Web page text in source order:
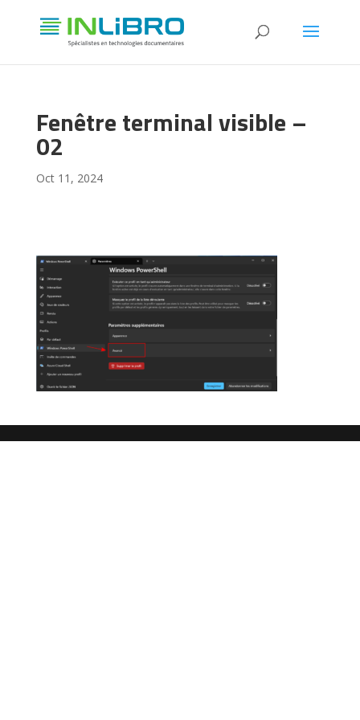
Fenêtre terminal visible –
02
Oct 11, 2024